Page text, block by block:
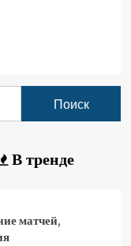
В тренде
матчей,